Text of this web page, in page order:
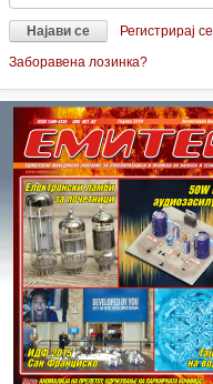
Регистрирај се
Заборавена лозинка?